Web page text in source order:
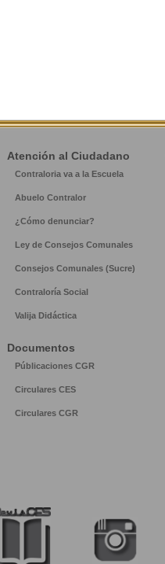
Atención al Ciudadano
Contraloria va a la Escuela
Abuelo Contralor
¿Cómo denunciar?
Ley de Consejos Comunales
Consejos Comunales (Sucre)
Contraloría Social
Valija Didáctica
Documentos
Públicaciones CGR
Circulares CES
Circulares CGR